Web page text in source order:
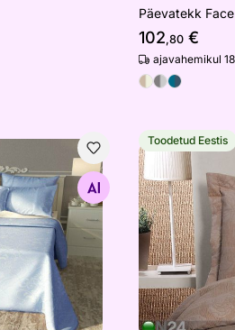
Päevatekk Face
102,80 €
ajavahemikul
Otsi sarnaseid
Toodetud Eestis